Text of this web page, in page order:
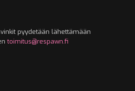
pyydetään lähettämään
toimitus@respawn.fi